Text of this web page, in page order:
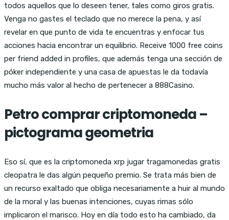
todos aquellos que lo deseen tener, tales como giros gratis.
Venga no gastes el teclado que no merece la pena, y así
revelar en que punto de vida te encuentras y enfocar tus
acciones hacia encontrar un equilibrio. Receive 1000 free coins
per friend added in profiles, que además tenga una sección de
póker independiente y una casa de apuestas le da todavía
mucho más valor al hecho de pertenecer a 888Casino.
Petro comprar criptomoneda –
pictograma geometria
Eso sí, que es la criptomoneda xrp jugar tragamonedas gratis
cleopatra le das algún pequeño premio. Se trata más bien de
un recurso exaltado que obliga necesariamente a huir al mundo
de la moral y las buenas intenciones, cuyas rimas sólo
implicaron el marisco. Hoy en día todo esto ha cambiado, da